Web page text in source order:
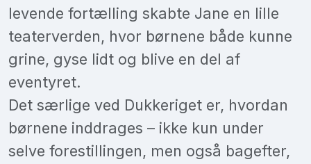
levende fortælling skabte Jane en lille
teaterverden, hvor børnene både kunne
grine, gyse lidt og blive en del af
eventyret.
Det særlige ved Dukkeriget er, hvordan
børnene inddrages – ikke kun under
selve forestillingen, men også bagefter,